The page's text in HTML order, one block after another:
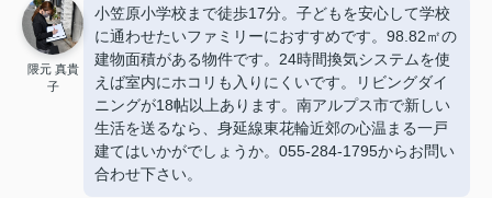
隈元 真貴
子
小笠原小学校まで徒歩17分。子どもを安心して学校
に通わせたいファミリーにおすすめです。98.82㎡の
建物面積がある物件です。24時間換気システムを使
えば室内にホコリも入りにくいです。リビングダイ
ニングが18帖以上あります。南アルプス市で新しい
生活を送るなら、身延線東花輪近郊の心温まる一戸
建てはいかがでしょうか。055-284-1795からお問い
合わせ下さい。